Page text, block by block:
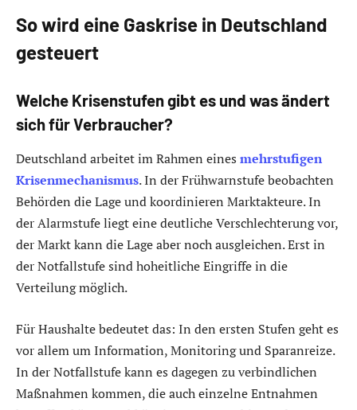
So wird eine Gaskrise in Deutschland
gesteuert
Welche Krisenstufen gibt es und was ändert
sich für Verbraucher?
Deutschland arbeitet im Rahmen eines mehrstufigen
Krisenmechanismus. In der Frühwarnstufe beobachten
Behörden die Lage und koordinieren Marktakteure. In
der Alarmstufe liegt eine deutliche Verschlechterung vor,
der Markt kann die Lage aber noch ausgleichen. Erst in
der Notfallstufe sind hoheitliche Eingriffe in die
Verteilung möglich.
Für Haushalte bedeutet das: In den ersten Stufen geht es
vor allem um Information, Monitoring und Sparanreize.
In der Notfallstufe kann es dagegen zu verbindlichen
Maßnahmen kommen, die auch einzelne Entnahmen